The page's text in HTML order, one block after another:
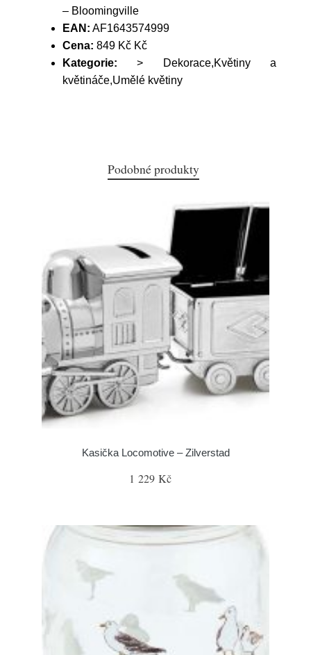
– Bloomingville
EAN: AF1643574999
Cena: 849 Kč Kč
Kategorie: > Dekorace,Květiny a
květináče,Umělé květiny
Podobné produkty
Kasička Locomotive – Zilverstad
1 229 Kč